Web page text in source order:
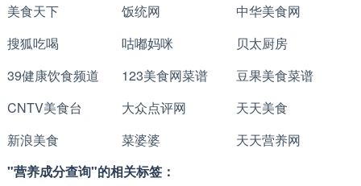
美食天下
饭统网
中华美食网
搜狐吃喝
咕嘟妈咪
贝太厨房
39健康饮食频道
123美食网菜谱
豆果美食菜谱
CNTV美食台
大众点评网
天天美食
新浪美食
菜婆婆
天天营养网
"营养成分查询"的相关标签：